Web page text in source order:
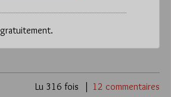
gratuitement.
12 commentaires
Lu 316 fois